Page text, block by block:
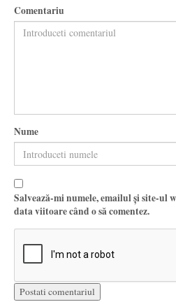
Comentariu
Nume
Salvează-mi numele, emailul și site-ul
data viitoare când o să comentez.